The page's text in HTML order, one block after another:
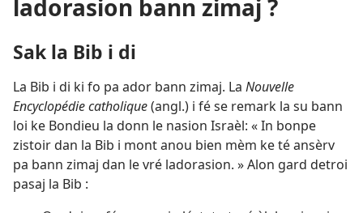
ladorasion bann zimaj ?
Sak la Bib i di
La Bib i di ki fo pa ador bann zimaj. La Nouvelle
Encyclopédie catholique(angl.) i fé se remark la su bann
loi ke Bondieu la donn le nasion Israèl: « In bonpe
zistoir dan la Bib i mont anou bien mèm ke té ansèrv
pa bann zimaj dan le vré ladorasion. » Alon gard detroi
pasaj la Bib :